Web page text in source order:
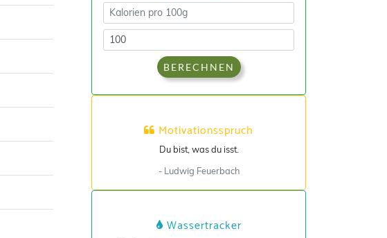
BERECHNEN
Motivationsspruch
Du bist, was du isst.
- Ludwig Feuerbach
Wassertracker